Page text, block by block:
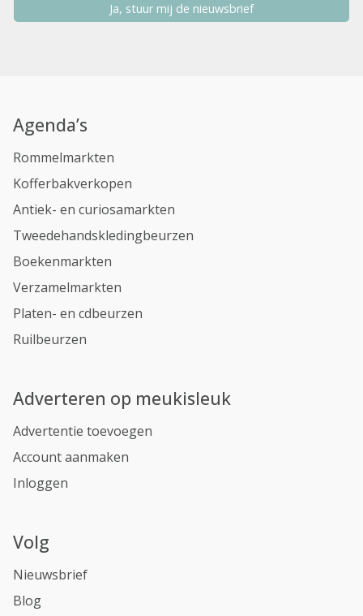
Ja, stuur mij de nieuwsbrief
Agenda’s
Rommelmarkten
Kofferbakverkopen
Antiek- en curiosamarkten
Tweedehandskledingbeurzen
Boekenmarkten
Verzamelmarkten
Platen- en cdbeurzen
Ruilbeurzen
Adverteren op meukisleuk
Advertentie toevoegen
Account aanmaken
Inloggen
Volg
Nieuwsbrief
Blog